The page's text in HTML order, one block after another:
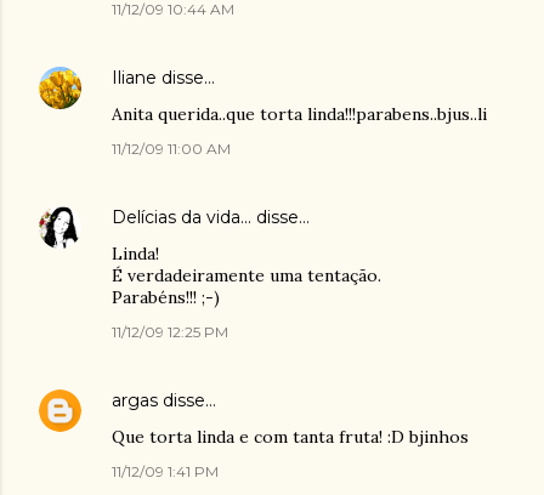
11/12/09 10:44 AM
Iliane disse…
Anita querida..que torta linda!!!parabens..bjus..li
11/12/09 11:00 AM
Delícias da vida... disse…
Linda!
É verdadeiramente uma tentação.
Parabéns!!! ;-)
11/12/09 12:25 PM
argas disse…
Que torta linda e com tanta fruta! :D bjinhos
11/12/09 1:41 PM